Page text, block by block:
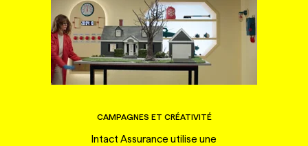
CAMPAGNES ET CRÉATIVITÉ
Intact Assurance utilise une